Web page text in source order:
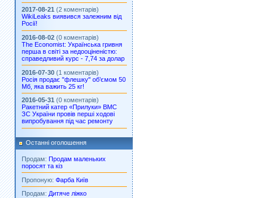
2017-08-21 (2 коментарів)
WikiLeaks виявився залежним від
Росії!
2016-08-02 (0 коментарів)
The Economist: Українська гривня
перша в світі за недооціненістю:
справедливий курс - 7,74 за долар
2016-07-30 (1 коментарів)
Росія продає "флешку" об’ємом 50
Мб, яка важить 25 кг!
2016-05-31 (0 коментарів)
Ракетний катер «Прилуки» ВМС
ЗС України провів перші ходові
випробування під час ремонту
Останні оголошення
Продам: Продам маленьких
поросят та кіз
Пропоную: Фарба Київ
Продам: Дитяче ліжко